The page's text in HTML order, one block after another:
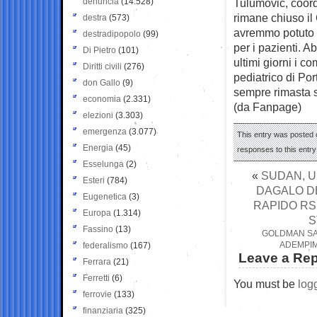
Tulumovic,
rimane chiuso il
avremmo
per i pazienti.
ultimi giorni i
pediatrico di
sempre rimasta
(da Fanpage)
This entry was posted
responses to this
« SUDAN,
DAGALO
RAPIDO
GOLDMAN
Leave a
You must be
destra (573)
destradipopolo (99)
Di Pietro (101)
Diritti civili (276)
don Gallo (9)
economia (2.331)
elezioni (3.303)
emergenza (3.077)
Energia (45)
Esselunga (2)
Esteri (784)
Eugenetica (3)
Europa (1.314)
Fassino (13)
federalismo (167)
Ferrara (21)
Ferretti (6)
ferrovie (133)
finanziaria (325)